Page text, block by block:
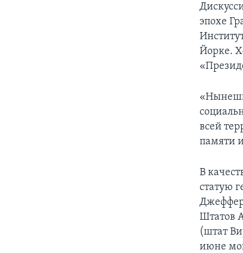
эпохе
Йорке.
всей
памяти
В
статую
Штатов
(штат
июне